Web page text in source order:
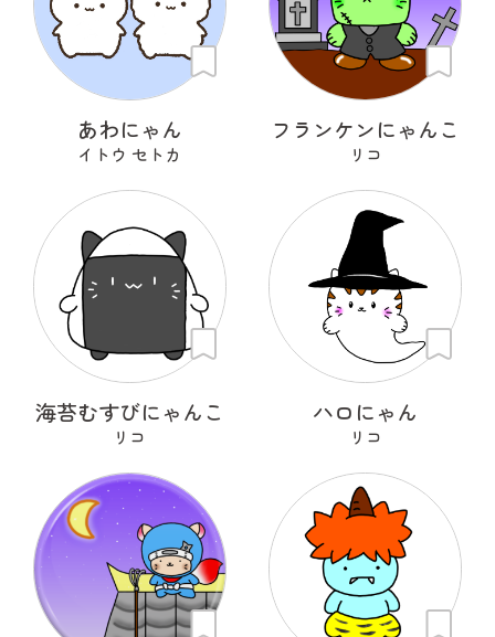
あわにゃん
イトウ セトカ
フランケンにゃんこ
リコ
海苔むすびにゃんこ
リコ
ハロにゃん
リコ